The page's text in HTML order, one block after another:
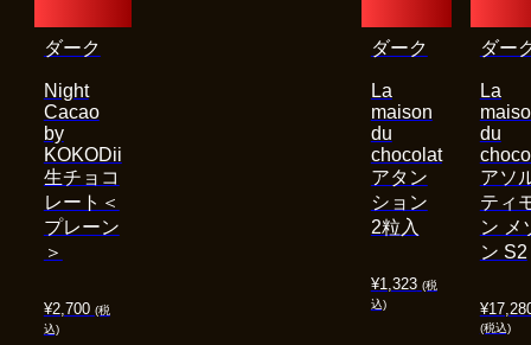
¥2,700 (税
込)
Night
Cacao
by
KOKODii
生チョコ
レート＜
プレーン
＞
ダーク
¥1,323 (税
込)
La
maison
du
chocolat
アタン
ション
2粒入
ダーク
¥
(税込)
La
du
アソ
ティ
ン メ
ン S2
ダー